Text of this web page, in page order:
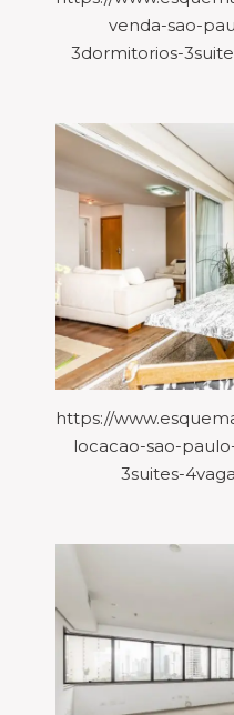
venda-sao-
3dormitorios-
https://
locacao-sao-
3suites-